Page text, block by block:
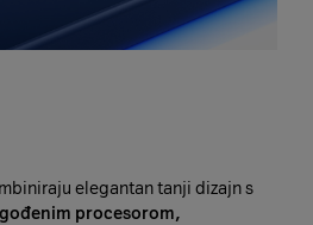
elegantan tanji dizajn s
procesorom,